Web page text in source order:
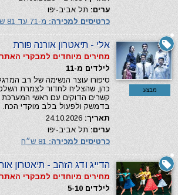
ערים: תל אביב-יפו
כרטיסים למכירה: מ-71 עד 81 ש״ח
מבצע
אלי - תיאטרון אורנה פורת
מחירים מיוחדים למבקרי האתר
לילדים מ-11
סיפורו עוצר הנשימה של רב
כהן, שהצליח לחדור לצמרת
קשרים הדוקים עם ראשי המערכת
בדמשק ולפעול בלב מוקדי הכח.
תאריך:
ערים: תל אביב-יפו
כרטיסים למכירה:
הדייג ודג הזהב - תיאטרון
מחירים מיוחדים למבקרי האתר
לילדים 5-10